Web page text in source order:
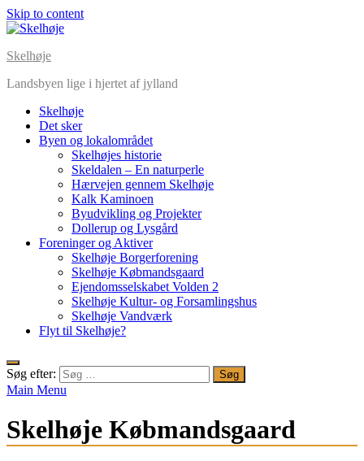
Skip to content
Skelhøje
Landsbyen lige i hjertet af jylland
Skelhøje
Det sker
Byen og lokalområdet
Skelhøjes historie
Skeldalen – En naturperle
Hærvejen gennem Skelhøje
Kalk Kaminoen
Byudvikling og Projekter
Dollerup og Lysgård
Foreninger og Aktiver
Skelhøje Borgerforening
Skelhøje Købmandsgaard
Ejendomsselskabet Volden 2
Skelhøje Kultur- og Forsamlingshus
Skelhøje Vandværk
Flyt til Skelhøje?
Søg efter:
Main Menu
Skelhøje Købmandsgaard